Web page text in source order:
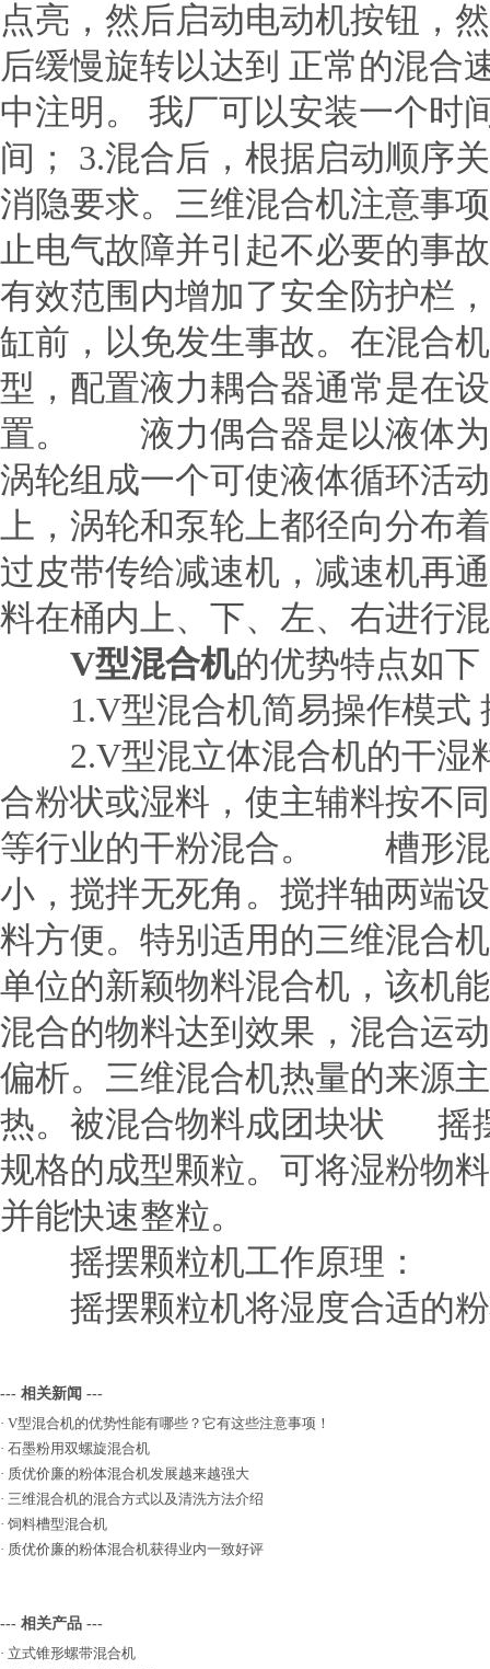
点亮，然后启动电动机按钮，
后缓慢旋转以达到 正常的混合
中注明。 我厂可以安装一个时
间； 3.混合后，根据启动顺序
消隐要求。三维混合机注意事
止电气故障并引起不必要的事
有效范围内增加了安全防护栏
缸前，以免发生事故。在混合
型，配置液力耦合器通常是在
置。 液力偶合器是以液体为
涡轮组成一个可使液体循环活
上，涡轮和泵轮上都径向分布
过皮带传给减速机，减速机再
料在桶内上、下、左、右进行
V型混合机的优势特点如下
1.V型混合机简易操作模式
2.V型混立体混合机的干湿
合粉状或湿料，使主辅料按不
等行业的干粉混合。 槽形混
小，搅拌无死角。搅拌轴两端
料方便。特别适用的三维混合
单位的新颖物料混合机，该机
混合的物料达到效果，混合运
偏析。三维混合机热量的来源
热。被混合物料成团块状 摇
规格的成型颗粒。可将湿粉物
并能快速整粒。
摇摆颗粒机工作原理：
摇摆颗粒机将湿度合适的粉
--- 相关新闻 ---
· V型混合机的优势性能有哪些？它有这些注意事项！
· 石墨粉用双螺旋混合机
· 质优价廉的粉体混合机发展越来越强大
· 三维混合机的混合方式以及清洗方法介绍
· 饲料槽型混合机
· 质优价廉的粉体混合机获得业内一致好评
--- 相关产品 ---
· 立式锥形螺带混合机